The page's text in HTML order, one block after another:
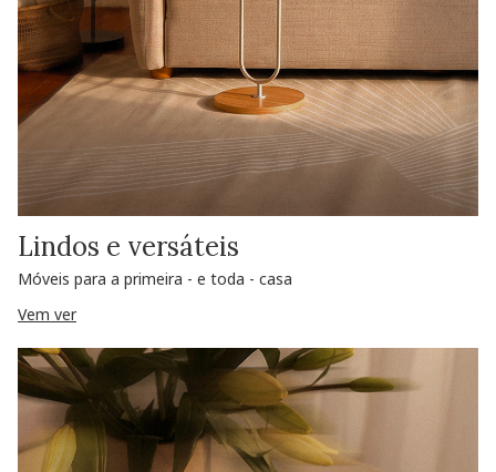
Lindos e versáteis
Móveis para a primeira - e toda - casa
Vem ver